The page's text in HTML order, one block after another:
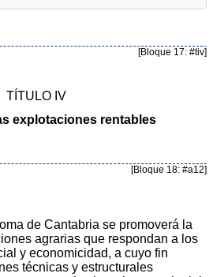
[Bloque 17: #tiv]
TÍTULO IV
explotaciones rentables
[Bloque 18: #a12]
de Cantabria se promoverá la
agrarias que respondan a los
y economicidad, a cuyo fin
técnicas y estructurales